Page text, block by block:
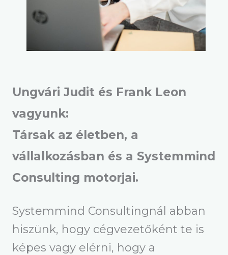
Ungvári Judit és Frank Leon
vagyunk:
Társak az életben, a
vállalkozásban és a Systemmind
Consulting motorjai.
Systemmind Consultingnál abban
hiszünk, hogy cégvezetőként te is
képes vagy elérni, hogy a